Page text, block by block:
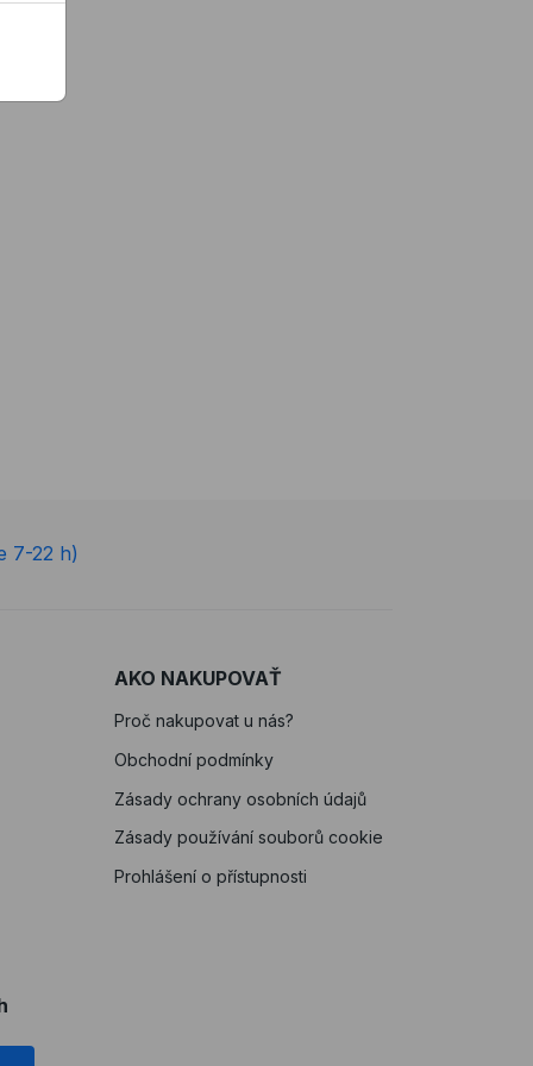
7-22 h)
AKO NAKUPOVAŤ
Proč nakupovat u nás?
Obchodní podmínky
Zásady ochrany osobních údajů
Zásady používání souborů cookie
Prohlášení o přístupnosti